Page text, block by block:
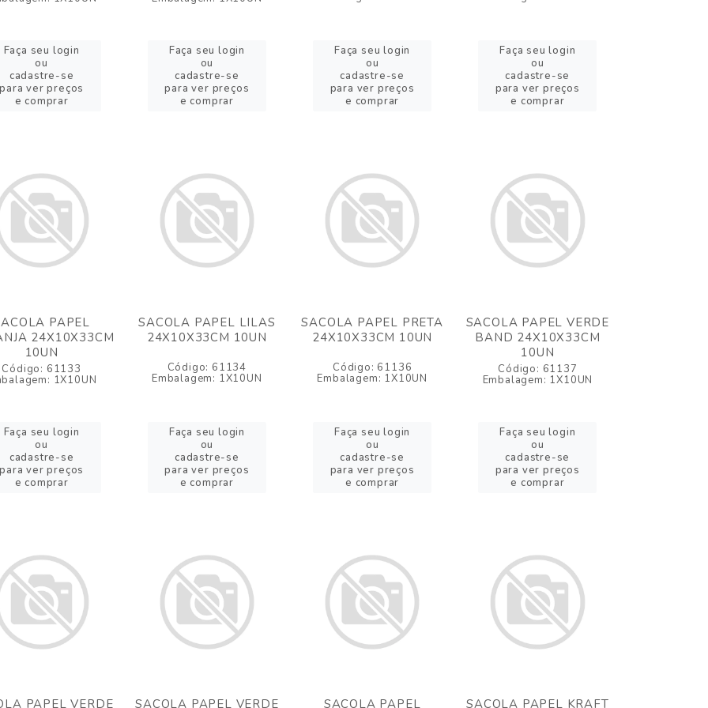
Faça seu login
ou
cadastre-se
para ver preços
e comprar
Faça seu login
ou
cadastre-se
para ver preços
e comprar
Faça seu login
ou
cadastre-se
para ver preços
e comprar
Faça seu login
ou
cadastre-se
para ver preços
e comprar
PAPEL
24X10X33CM
10UN
Código: 61133
1X10UN
Faça seu login
ou
cadastre-se
para ver preços
e comprar
SACOLA PAPEL LILAS
24X10X33CM 10UN
Código: 61134
Embalagem: 1X10UN
Faça seu login
ou
cadastre-se
para ver preços
e comprar
SACOLA PAPEL PRETA
24X10X33CM 10UN
Código: 61136
Embalagem: 1X10UN
Faça seu login
ou
cadastre-se
para ver preços
e comprar
SACOLA PAPEL VERDE
BAND 24X10X33CM
10UN
Código: 61137
Embalagem: 1X10UN
Faça seu login
ou
cadastre-se
para ver preços
e comprar
PAPEL VERDE SACOLA PAPEL VERDE SACOLA PAPEL SACOLA PAPEL KRAFT